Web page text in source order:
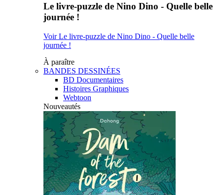
Le livre-puzzle de Nino Dino - Quelle belle
journée !
Voir Le livre-puzzle de Nino Dino - Quelle belle
journée !
À paraître
BANDES DESSINÉES
BD Documentaires
Histoires Graphiques
Webtoon
Nouveautés